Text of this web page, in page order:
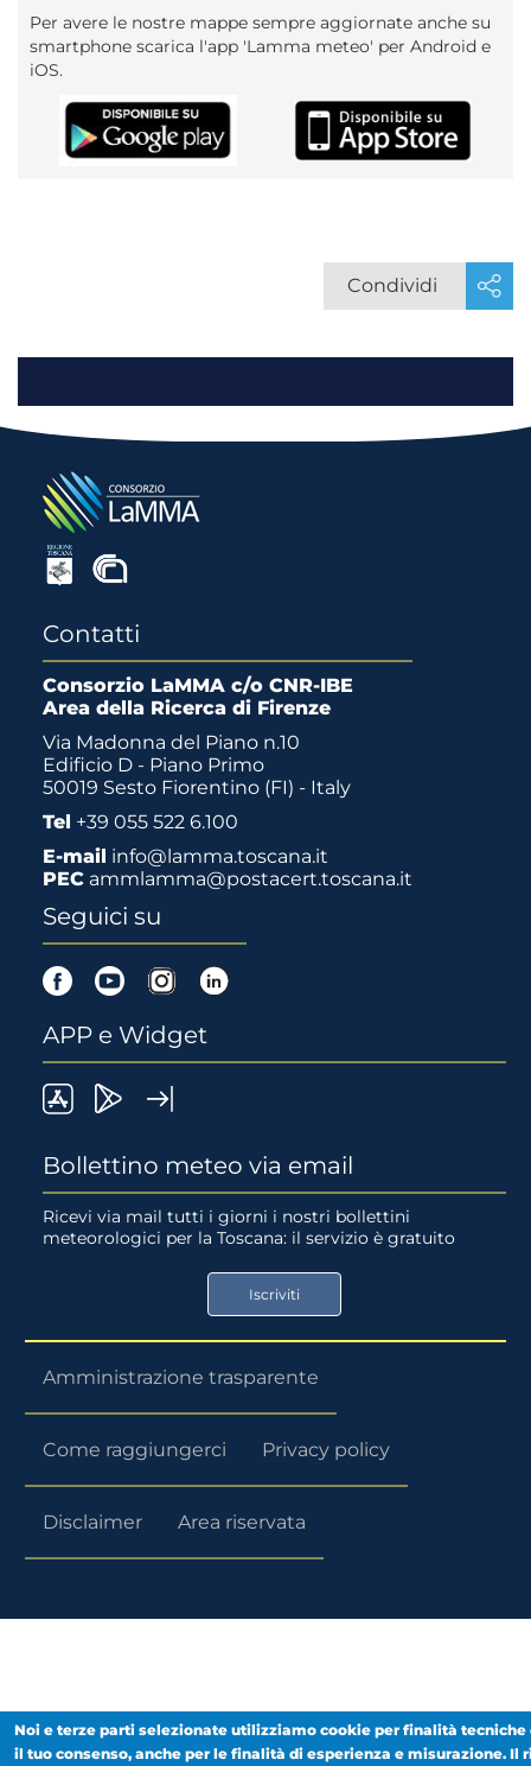
Per avere le nostre mappe sempre aggiornate anche su
smartphone scarica l'app 'Lamma meteo' per Android e
iOS.
Condividi
Contatti
Consorzio LaMMA c/o CNR-IBE
Area della Ricerca di Firenze
Via Madonna del Piano n.10
Edificio D - Piano Primo
50019 Sesto Fiorentino (FI) - Italy
Tel +39 055 522 6.100
E-mail info@lamma.toscana.it
PEC ammlamma@postacert.toscana.it
Seguici su
FacebookYoutubeInstagram
APP e Widget
LaMMA
su
App
Lamma
su
Google
Store
Bollettino meteo via email
Ricevi via mail tutti i giorni i nostri bollettini
meteorologici per la Toscana: il servizio è gratuito
Iscriviti
Amministrazione trasparente
Come raggiungerci Privacy policy
Disclaimer Area riservata
Noi e terze parti selezionate utilizziamo cookie per finalità tecniche
il tuo consenso, anche per le finalità di esperienza e misurazione. Il